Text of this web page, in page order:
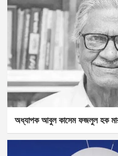
অধ্যাপক আবুল কাসেম ফজলুল হক